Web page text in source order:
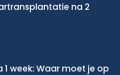
na 2
week: Waar moet je op